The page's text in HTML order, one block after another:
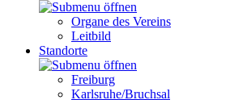
Organe des Vereins
Leitbild
Standorte
Freiburg
Karlsruhe/Bruchsal